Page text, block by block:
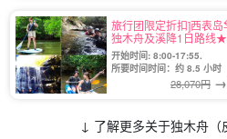
旅行团限定折扣]西表
独木舟及溪降1日路线★
开始时间: 8:00-17:55.
所要时间时间：约 8.5 小时
28,070円 →
↓ 了解更多关于独木舟